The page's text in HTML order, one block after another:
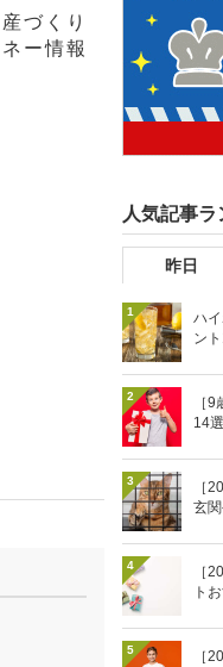
づくり
ー情報
人気記事
昨日
1
ハ
ン
2
［
14
3
［
玄
4
［
ト
5
［